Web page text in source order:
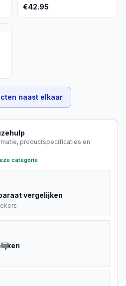
€42.95
naast elkaar
productspecificaties en
categorie
vergelijken